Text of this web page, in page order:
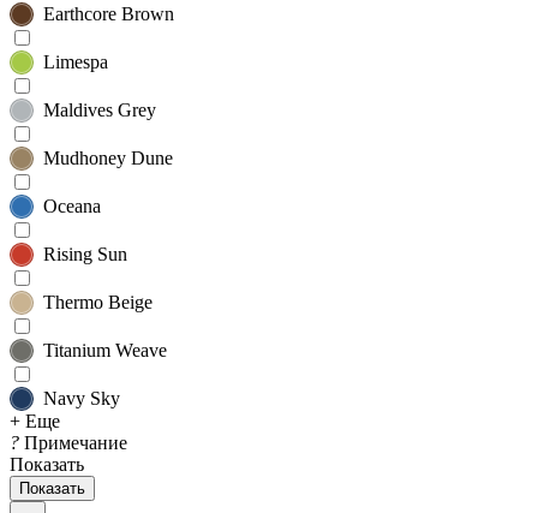
Earthcore Brown
Limespa
Maldives Grey
Mudhoney Dune
Oceana
Rising Sun
Thermo Beige
Titanium Weave
Navy Sky
+ Еще
? Примечание
Показать
Показать